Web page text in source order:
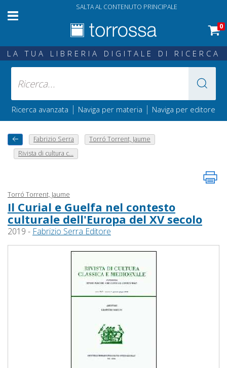
SALTA AL CONTENUTO PRINCIPALE
0
LA TUA LIBRERIA DIGITALE DI RICERCA
Ricerca avanzata | Naviga per materia | Naviga per editore
Fabrizio Serra
Torró Torrent, Jaume
Rivista di cultura c...
Torró Torrent, Jaume
Il Curial e Guelfa nel contesto
culturale dell'Europa del XV secolo
2019 - Fabrizio Serra Editore